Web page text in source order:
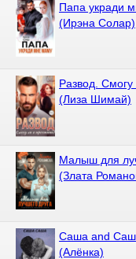
Папа укради
(Ирэна Солар)
Развод.
(Лиза Шимай)
Малыш для
(Злата
Саша and
(Алёнка)